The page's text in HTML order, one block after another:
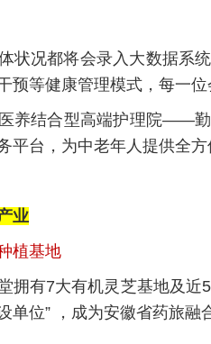
状况都将会录入大数据系
预等健康管理模式，每一
养结合型高端护理院——
平台，为中老年人提供全方
业
植基地
拥有7大有机灵芝基地及近
单位” ，成为安徽省药旅融